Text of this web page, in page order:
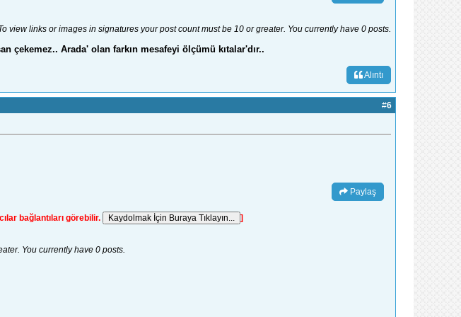
view links or images in signatures your post count must be 10 or greater. You currently have 0 posts.
çekemez.. Arada' olan farkın mesafeyi ölçümü kıtalar'dır..
Alıntı
#6
Paylaş
bağlantıları görebilir. ]
You currently have 0 posts.